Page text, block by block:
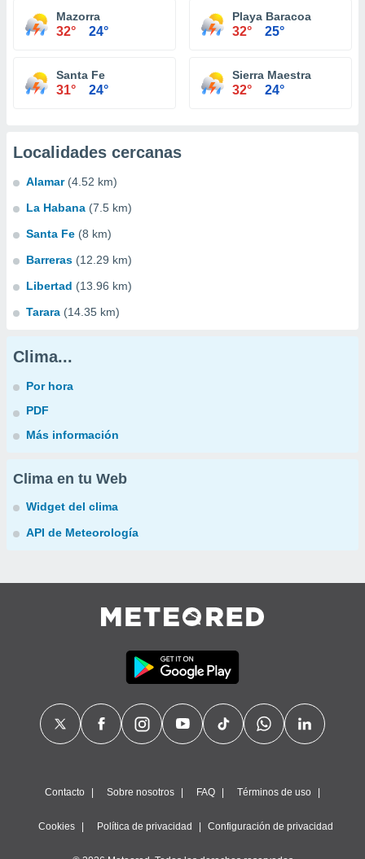
Mazorra
32° 24°
Playa Baracoa
32° 25°
Santa Fe
31° 24°
Sierra Maestra
32° 24°
Localidades cercanas
Alamar (4.52 km)
La Habana (7.5 km)
Santa Fe (8 km)
Barreras (12.29 km)
Libertad (13.96 km)
Tarara (14.35 km)
Clima...
Por hora
PDF
Más información
Clima en tu Web
Widget del clima
API de Meteorología
Contacto Sobre nosotros FAQ Términos de uso
Cookies Política de privacidad Configuración de privacidad